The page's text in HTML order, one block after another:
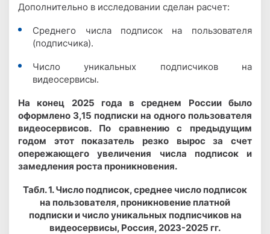
Дополнительно в исследовании сделан расчет:
Среднего числа подписок на пользователя
(подписчика).
Число уникальных подписчиков на
видеосервисы.
На конец 2025 года в среднем России было
оформлено 3,15 подписки на одного пользователя
видеосервисов. По сравнению с предыдущим
годом этот показатель резко вырос за счет
опережающего увеличения числа подписок и
замедления роста проникновения.
Табл. 1. Число подписок, среднее число подписок
на пользователя, проникновение платной
подписки и число уникальных подписчиков на
видеосервисы, Россия, 2023-2025 гг.